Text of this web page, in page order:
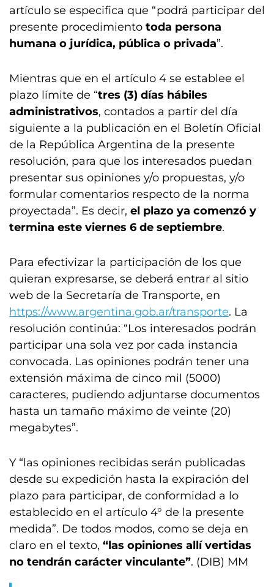
artículo se especifica que “podrá participar del
presente procedimiento toda persona
humana o jurídica, pública o privada”.
Mientras que en el artículo 4 se establee el
plazo límite de “tres (3) días hábiles
administrativos, contados a partir del día
siguiente a la publicación en el Boletín Oficial
de la República Argentina de la presente
resolución, para que los interesados puedan
presentar sus opiniones y/o propuestas, y/o
formular comentarios respecto de la norma
proyectada”. Es decir, el plazo ya comenzó y
termina este viernes 6 de septiembre.
Para efectivizar la participación de los que
quieran expresarse, se deberá entrar al sitio
web de la Secretaría de Transporte, en
https://www.argentina.gob.ar/transporte. La
resolución continúa: “Los interesados podrán
participar una sola vez por cada instancia
convocada. Las opiniones podrán tener una
extensión máxima de cinco mil (5000)
caracteres, pudiendo adjuntarse documentos
hasta un tamaño máximo de veinte (20)
megabytes”.
Y “las opiniones recibidas serán publicadas
desde su expedición hasta la expiración del
plazo para participar, de conformidad a lo
establecido en el artículo 4° de la presente
medida”. De todos modos, como se deja en
claro en el texto, “las opiniones allí vertidas
no tendrán carácter vinculante”. (DIB) MM